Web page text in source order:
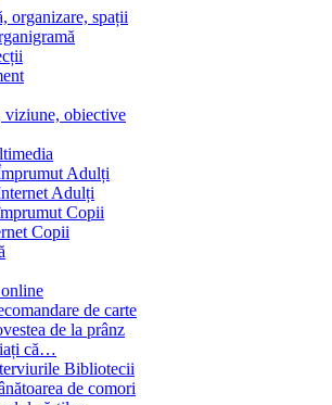
organizare, spații
viziune, obiective
Adulți
Adulți
Copii
Copii
de carte
de la prânz
că…
Bibliotecii
de comori